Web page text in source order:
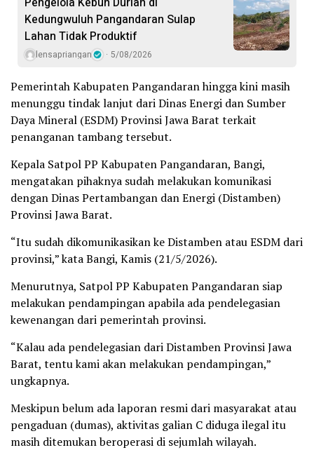
Kedungwuluh Pangandaran Sulap
Lahan Tidak Produktif ‎
lensapriangan 5/08/2026
Pemerintah Kabupaten Pangandaran hingga kini masih
menunggu tindak lanjut dari Dinas Energi dan Sumber
Daya Mineral (ESDM) Provinsi Jawa Barat terkait
penanganan tambang tersebut.
Kepala Satpol PP Kabupaten Pangandaran, Bangi,
mengatakan pihaknya sudah melakukan komunikasi
dengan Dinas Pertambangan dan Energi (Distamben)
Provinsi Jawa Barat.
“Itu sudah dikomunikasikan ke Distamben atau ESDM dari
provinsi,” kata Bangi, Kamis (21/5/2026).
Menurutnya, Satpol PP Kabupaten Pangandaran siap
melakukan pendampingan apabila ada pendelegasian
kewenangan dari pemerintah provinsi.
“Kalau ada pendelegasian dari Distamben Provinsi Jawa
Barat, tentu kami akan melakukan pendampingan,”
ungkapnya.
Meskipun belum ada laporan resmi dari masyarakat atau
pengaduan (dumas), aktivitas galian C diduga ilegal itu
masih ditemukan beroperasi di sejumlah wilayah.